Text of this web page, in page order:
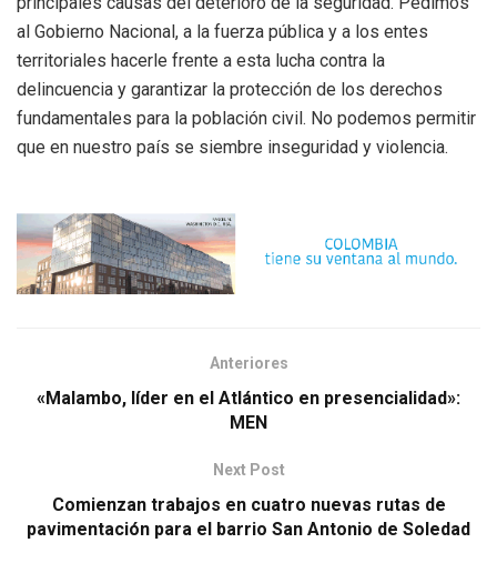
al Gobierno Nacional, a la fuerza pública y a los entes
territoriales hacerle frente a esta lucha contra la
delincuencia y garantizar la protección de los derechos
fundamentales para la población civil. No podemos permitir
que en nuestro país se siembre inseguridad y violencia.
Anteriores
«Malambo, líder en el Atlántico en presencialidad»:
MEN
Next Post
Comienzan trabajos en cuatro nuevas rutas de
pavimentación para el barrio San Antonio de Soledad